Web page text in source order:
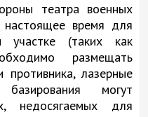
театра военных
настоящее время для
участке (таких как
размещать
противника, лазерные
могут
недосягаемых для